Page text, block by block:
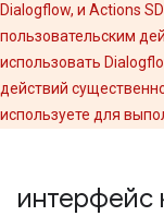
Dialogflow, и Actions
пользовательским
использовать
действий
используете для
интерфейс